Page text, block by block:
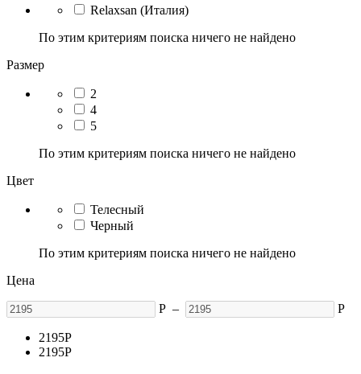
Relaxsan (Италия)
По этим критериям поиска ничего не найдено
Размер
2
4
5
По этим критериям поиска ничего не найдено
Цвет
Телесный
Черный
По этим критериям поиска ничего не найдено
Цена
Р – Р
2195Р
2195Р